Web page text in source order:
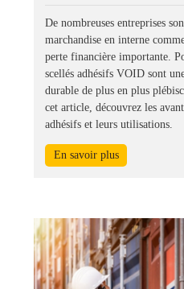
De nombreuses entreprises
marchandise en interne
perte financière importante.
scellés adhésifs VOID sont
durable de plus en plus
cet article, découvrez les
adhésifs et leurs utilisations.
En savoir plus